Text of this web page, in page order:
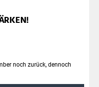
noch zurück, dennoch